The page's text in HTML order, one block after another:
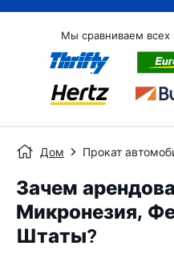
Мы сравниваем всех
Дом Прокат
Зачем
Микронезия,
Штаты?